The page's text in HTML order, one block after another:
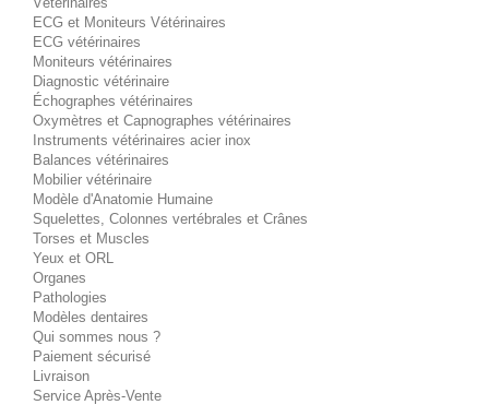
ECG et Moniteurs Vétérinaires
ECG vétérinaires
Moniteurs vétérinaires
Diagnostic vétérinaire
Échographes vétérinaires
Oxymètres et Capnographes vétérinaires
Instruments vétérinaires acier inox
Balances vétérinaires
Mobilier vétérinaire
Modèle d'Anatomie Humaine
Squelettes, Colonnes vertébrales et Crânes
Torses et Muscles
Yeux et ORL
Organes
Pathologies
Modèles dentaires
Qui sommes nous ?
Paiement sécurisé
Livraison
Service Après-Vente